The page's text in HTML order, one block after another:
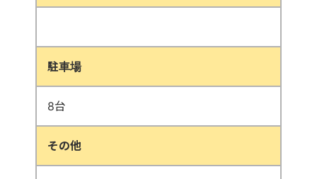
駐車場
8台
その他